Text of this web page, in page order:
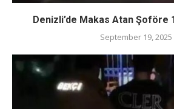
Denizli’de Makas Atan Şoföre
September 19, 2025